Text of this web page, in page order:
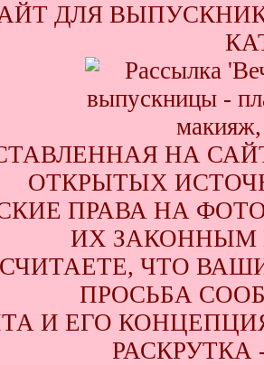
ДЛЯ
НА
ОТКРЫТЫХ
ПРАВА НА
ИХ ЗАКОННЫМ
ЧТО
ПРОСЬБА
И ЕГО КОНЦЕПЦИЯ
РАСКРУТКА -